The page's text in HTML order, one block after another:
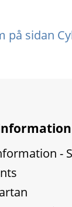
på sidan
-